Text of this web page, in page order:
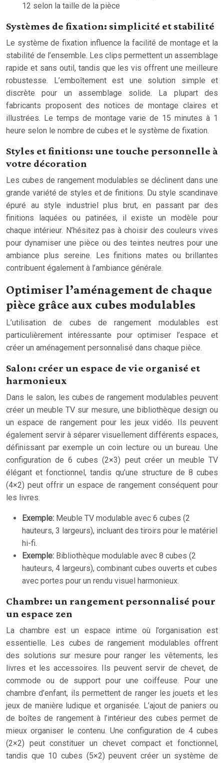
12 selon la taille de la pièce
Systèmes de fixation: simplicité et stabilité
Le système de fixation influence la facilité de montage et la
stabilité de l’ensemble. Les clips permettent un assemblage
rapide et sans outil, tandis que les vis offrent une meilleure
robustesse. L’emboîtement est une solution simple et
discrète pour un assemblage solide. La plupart des
fabricants proposent des notices de montage claires et
illustrées. Le temps de montage varie de 15 minutes à 1
heure selon le nombre de cubes et le système de fixation.
Styles et finitions: une touche personnelle à
votre décoration
Les cubes de rangement modulables se déclinent dans une
grande variété de styles et de finitions. Du style scandinave
épuré au style industriel plus brut, en passant par des
finitions laquées ou patinées, il existe un modèle pour
chaque intérieur. N’hésitez pas à choisir des couleurs vives
pour dynamiser une pièce ou des teintes neutres pour une
ambiance plus sereine. Les finitions mates ou brillantes
contribuent également à l’ambiance générale.
Optimiser l’aménagement de chaque
pièce grâce aux cubes modulables
L’utilisation de cubes de rangement modulables est
particulièrement intéressante pour optimiser l’espace et
créer un aménagement personnalisé dans chaque pièce.
Salon: créer un espace de vie organisé et
harmonieux
Dans le salon, les cubes de rangement modulables peuvent
créer un meuble TV sur mesure, une bibliothèque design ou
un espace de rangement pour les jeux vidéo. Ils peuvent
également servir à séparer visuellement différents espaces,
définissant par exemple un coin lecture ou un bureau. Une
configuration de 6 cubes (2×3) peut créer un meuble TV
élégant et fonctionnel, tandis qu’une structure de 8 cubes
(4×2) peut offrir un espace de rangement conséquent pour
les livres.
Exemple: Meuble TV modulable avec 6 cubes (2
hauteurs, 3 largeurs), incluant des tiroirs pour le matériel
hi-fi.
Exemple: Bibliothèque modulable avec 8 cubes (2
hauteurs, 4 largeurs), combinant cubes ouverts et cubes
avec portes pour un rendu visuel harmonieux.
Chambre: un rangement personnalisé pour
un espace zen
La chambre est un espace intime où l’organisation est
essentielle. Les cubes de rangement modulables offrent
des solutions sur mesure pour ranger les vêtements, les
livres et les accessoires. Ils peuvent servir de chevet, de
commode ou de support pour une coiffeuse. Pour une
chambre d’enfant, ils permettent de ranger les jouets et les
jeux de manière ludique et organisée. L’ajout de paniers ou
de boîtes de rangement à l’intérieur des cubes permet de
mieux organiser le contenu. Une configuration de 4 cubes
(2×2) peut constituer un chevet compact et fonctionnel,
tandis que 10 cubes (5×2) peuvent créer un système de